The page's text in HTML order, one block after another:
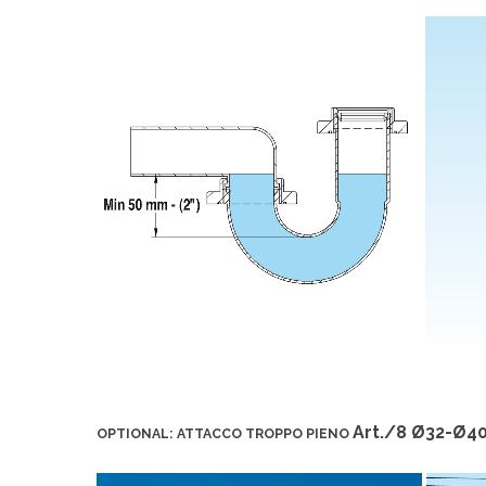
OPTIONAL: ATTACCO TROPPO PIENO Art./8 Ø32-